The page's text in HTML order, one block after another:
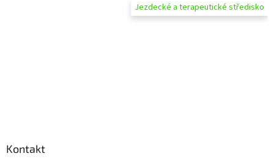
Jezdecké a terapeutické středisko
Kontakt